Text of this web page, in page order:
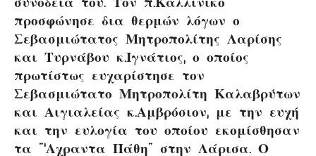
προσφώνησε δια θερμών λόγων ο
Σεβασμιώτατος Μητροπολίτης Λαρίσης
και Τυρνάβου κ.Ιγνάτιος, ο οποίος
πρωτίστως ευχαρίστησε τον
Σεβασμιώτατο Μητροπολίτη Καλαβρύτων
και Αιγιαλείας κ.Αμβρόσιον, με την ευχή
και την ευλογία του οποίου εκομίσθησαν
τα ¨’Αχραντα Πάθη¨ στην Λάρισα. Ο